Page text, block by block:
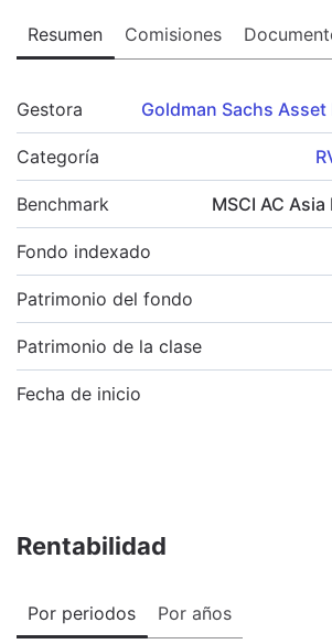
Resumen Comisiones
Gestora Goldman Sachs Asset
Categoría
Benchmark MSCI AC Asia
Fondo indexado
Patrimonio del fondo
Patrimonio de la clase
Fecha de inicio
Rentabilidad
Por periodos Por años